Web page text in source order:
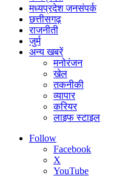
मध्यप्रदेश जनसंपर्क
छत्तीसगढ़
राजनीती
जुर्म
अन्य खबरें
मनोरंजन
खेल
तकनीकी
व्यापार
करियर
लाइफ स्टाइल
Follow
Facebook
X
YouTube